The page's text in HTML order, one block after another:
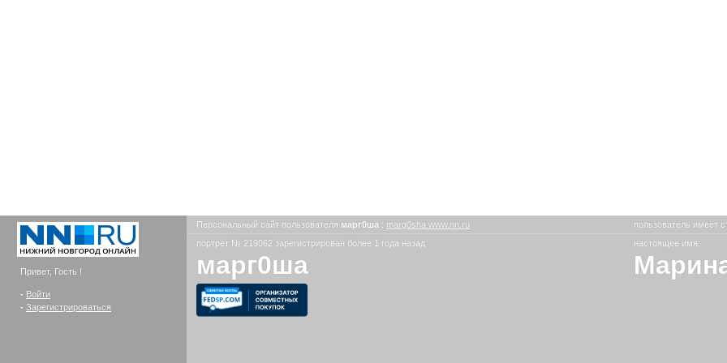
Привет, Гость !
- Войти
- Зарегистрироваться
Персональный сайт пользователя марг0ша : marg0sha.www.nn.ru пользователь имеет
портрет № 219062 зарегистрирован более 1 года назад
марг0ша
настоящее имя: